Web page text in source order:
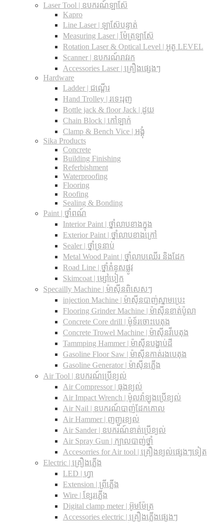
Laser Tool | ឧបករណ៍ឡាស៊ែ
Kapro
Line Laser | ឡាស៊ែបន្ទាត់
Measuring Laser | ម៉ែត្រឡាស៊ែ
Rotation Laser & Optical Level | អូតូ LEVEL
Scanner | ឧបករណ៍រាវរក
Accessories Laser | គ្រឿងផ្សេងៗ
Hardware
Ladder | ជណ្តើរ
Hand Trolley | រទេះរុញ
Bottle jack & floor Jack​ | ដូយ
Chain Block | កៅឡាក់
Clamp & Bench Vice | អង្គុំ
Sika Products
Concrete
Building Finishing
Referbishment
Waterproofing
Flooring
Roofing
Sealing & Bonding
Paint | ថ្នាំពណ៍
Interior Paint | ថ្នាំលាបខាងក្នុង
Exterior Paint | ថ្នាំលាបខាងក្រៅ
Sealer | ថ្នាំទ្រនាប់
Metal Wood Paint | ថ្នាំលាបឈើរ និងដែក
Road Line | ថ្នាំគំនូសផ្លូវ
Skimcoat | ម្សៅបៀក
Specailly Machine | ម៉ាស៊ីនពិសេសៗ
injection Machine | ម៉ាស៊ីនបាញ់ស្នាមប្រេះ
Flooring Grinder Machine | ម៉ាស៊ីនខាត់ប៉ូលា
Concrete Core drill | ម៉ូទ័រចោះបេតុង
Concrete Trowel Machine | ម៉ាស៊ីនវីបេតុង
Tammping Hammer | ម៉ាស៊ីនបង្ហាប់ដី
Gasoline Floor Saw | ម៉ាស៊ីនកាត់រងបេតុង
Gasoline Generator | ម៉ាស៊ីនភ្លើង
Air Tool | ឧបករណ៍ប្រើខ្យល់
Air Compressor | ធុងខ្យល់
Air Impact Wrench | ម៉ូលវ៉ាឡុងប្រើខ្យល់
Air Nail | ឧបករណ៍បាញ់ដែកគោល
Air Hammer | ញញួរខ្យល់
Air Sander | ឧបករណ៍ខាត់ប្រើខ្យល់
Air Spray Gun | ក្បាលបាញ់ថ្នាំ
Accesorries for Air tool | គ្រឿងខ្យល់ផ្សេងៗទៀត
Electric | គ្រឿងភ្លើង
LED | ហ្វា
Extension | ព្រីភ្លើង
Wire | ខ្សែរភ្លើង
Digital clamp meter | អ៊ូមម៉ែត្រ
Accessories electric | គ្រឿងភ្លើងផ្សេងៗ